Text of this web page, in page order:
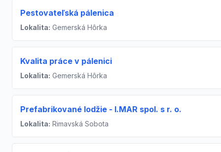
Pestovateľská pálenica
Lokalita: Gemerská Hôrka
Kvalita práce v pálenici
Lokalita: Gemerská Hôrka
Prefabrikované lodžie - I.MAR spol. s r. o.
Lokalita: Rimavská Sobota